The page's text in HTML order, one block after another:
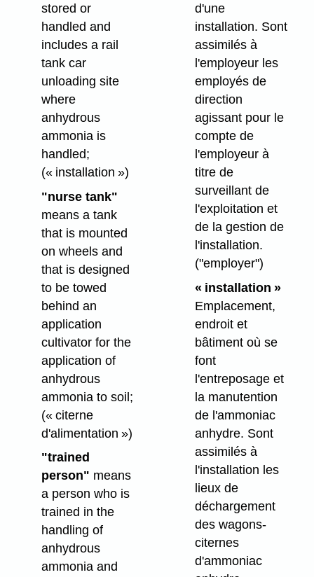
stored or
handled and
includes a rail
tank car
unloading site
where
anhydrous
ammonia is
handled;
(« installation »)
"nurse tank"
means a tank
that is mounted
on wheels and
that is designed
to be towed
behind an
application
cultivator for the
application of
anhydrous
ammonia to soil;
(« citerne
d'alimentation »)
"trained
person" means
a person who is
trained in the
handling of
anhydrous
ammonia and
d'une
installation. Sont
assimilés à
l'employeur les
employés de
direction
agissant pour le
compte de
l'employeur à
titre de
surveillant de
l'exploitation et
de la gestion de
l'installation.
("employer")
« installation »
Emplacement,
endroit et
bâtiment où se
font
l'entreposage et
la manutention
de l'ammoniac
anhydre. Sont
assimilés à
l'installation les
lieux de
déchargement
des wagons-
citernes
d'ammoniac